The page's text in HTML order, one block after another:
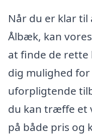
Når du er klar
Ålbæk, kan
at finde de
dig mulighed
uforpligtende
du kan træffe et
på både pris og